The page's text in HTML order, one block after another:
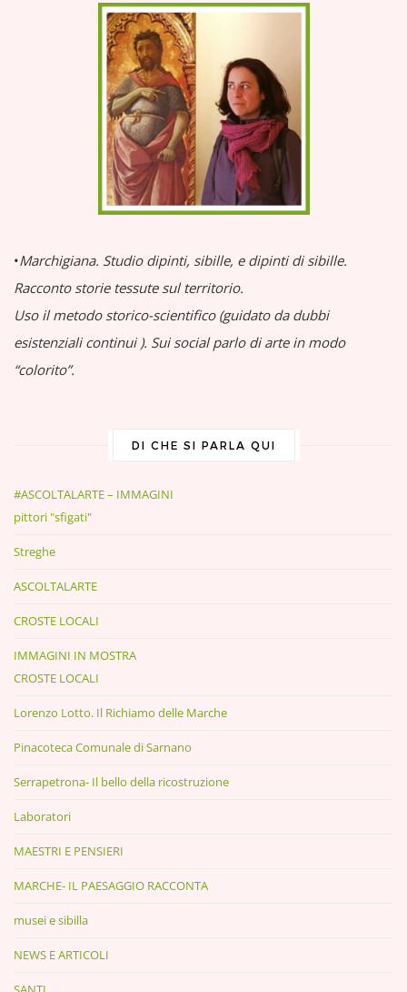
•Marchigiana. Studio dipinti, sibille, e dipinti di sibille.
Racconto storie tessute sul territorio.
Uso il metodo storico-scientifico (guidato da dubbi
esistenziali continui ). Sui social parlo di arte in modo
“colorito”.
DI CHE SI PARLA QUI
#ASCOLTALARTE – IMMAGINI
pittori "sfigati"
Streghe
ASCOLTALARTE
CROSTE LOCALI
IMMAGINI IN MOSTRA
CROSTE LOCALI
Lorenzo Lotto. Il Richiamo delle Marche
Pinacoteca Comunale di Sarnano
Serrapetrona- Il bello della ricostruzione
Laboratori
MAESTRI E PENSIERI
MARCHE- IL PAESAGGIO RACCONTA
musei e sibilla
NEWS E ARTICOLI